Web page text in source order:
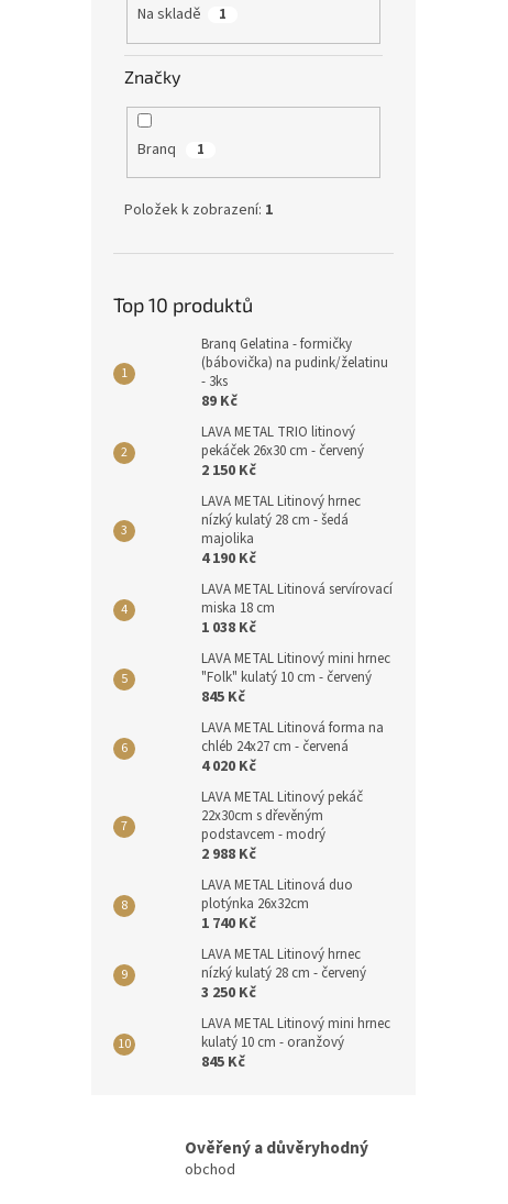
Na skladě 1
Značky
Branq 1
Položek k zobrazení: 1
Top 10 produktů
Branq Gelatina - formičky
(bábovička) na pudink/želatinu
- 3ks
89 Kč
LAVA METAL TRIO litinový
pekáček 26x30 cm - červený
2 150 Kč
LAVA METAL Litinový hrnec
nízký kulatý 28 cm - šedá
majolika
4 190 Kč
LAVA METAL Litinová servírovací
miska 18 cm
1 038 Kč
LAVA METAL Litinový mini hrnec
"Folk" kulatý 10 cm - červený
845 Kč
LAVA METAL Litinová forma na
chléb 24x27 cm - červená
4 020 Kč
LAVA METAL Litinový pekáč
22x30cm s dřevěným
podstavcem - modrý
2 988 Kč
LAVA METAL Litinová duo
plotýnka 26x32cm
1 740 Kč
LAVA METAL Litinový hrnec
nízký kulatý 28 cm - červený
3 250 Kč
LAVA METAL Litinový mini hrnec
kulatý 10 cm - oranžový
845 Kč
Ověřený a důvěryhodný
obchod